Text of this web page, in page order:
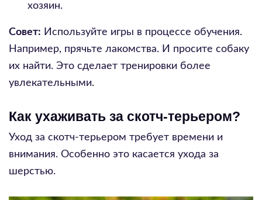
хозяин.
Совет: Используйте игры в процессе обучения.
Например, прячьте лакомства. И просите собаку
их найти. Это сделает тренировки более
увлекательными.
Как ухаживать за скотч-терьером?
Уход за скотч-терьером требует времени и
внимания. Особенно это касается ухода за
шерстью.